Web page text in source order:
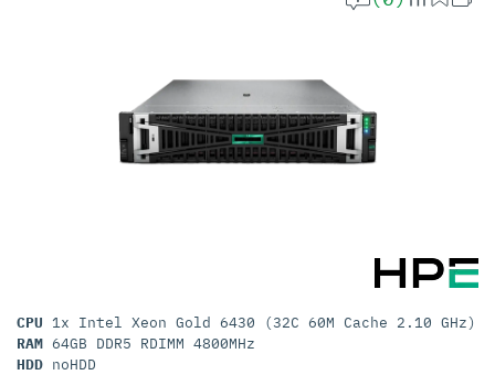
CPU 1x Intel Xeon Gold 6430 (32C 60M Cache 2.10 GHz)
RAM 64GB DDR5 RDIMM 4800MHz
HDD noHDD